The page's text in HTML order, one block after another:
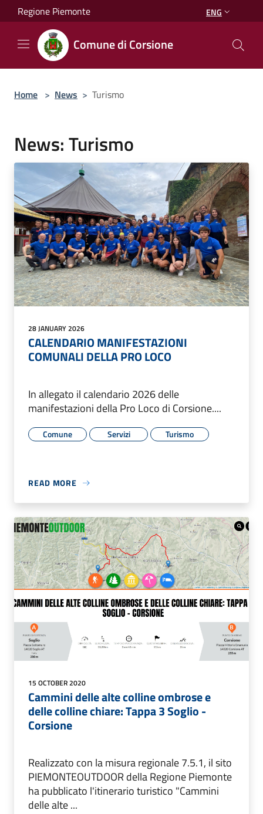
Salta al contenuto principale
Regione Piemonte ENG
Comune di Corsione
Home > News > Turismo
News: Turismo
28 JANUARY 2026
CALENDARIO MANIFESTAZIONI
COMUNALI DELLA PRO LOCO
In allegato il calendario 2026 delle
manifestazioni della Pro Loco di Corsione....
Comune Servizi Turismo
READ MORE
15 OCTOBER 2020
Cammini delle alte colline ombrose e
delle colline chiare: Tappa 3 Soglio -
Corsione
Realizzato con la misura regionale 7.5.1, il sito
PIEMONTEOUTDOOR della Regione Piemonte
ha pubblicato l'itinerario turistico "Cammini
delle alte ...